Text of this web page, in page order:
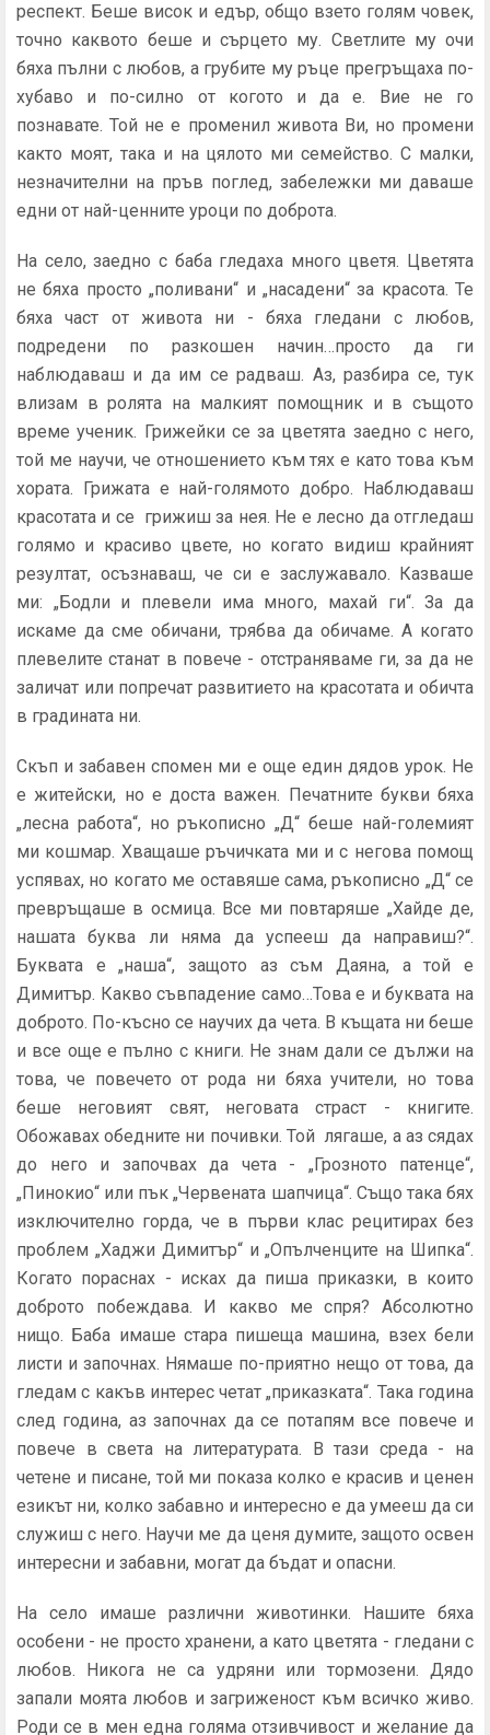
респект. Беше висок и едър, общо взето голям човек,
точно каквото беше и сърцето му. Светлите му очи
бяха пълни с любов, а грубите му ръце прегръщаха по-
хубаво и по-силно от когото и да е. Вие не го
познавате. Той не е променил живота Ви, но промени
както моят, така и на цялото ми семейство. С малки,
незначителни на пръв поглед, забележки ми даваше
едни от най-ценните уроци по доброта.
На село, заедно с баба гледаха много цветя. Цветята
не бяха просто „поливани“ и „насадени“ за красота. Те
бяха част от живота ни - бяха гледани с любов,
подредени по разкошен начин…просто да ги
наблюдаваш и да им се радваш. Аз, разбира се, тук
влизам в ролята на малкият помощник и в същото
време ученик. Грижейки се за цветята заедно с него,
той ме научи, че отношението към тях е като това към
хората. Грижата е най-голямото добро. Наблюдаваш
красотата и се грижиш за нея. Не е лесно да отгледаш
голямо и красиво цвете, но когато видиш крайният
резултат, осъзнаваш, че си е заслужавало. Казваше
ми: „Бодли и плевели има много, махай ги“. За да
искаме да сме обичани, трябва да обичаме. А когато
плевелите станат в повече - отстраняваме ги, за да не
заличат или попречат развитието на красотата и обичта
в градината ни.
Скъп и забавен спомен ми е още един дядов урок. Не
е житейски, но е доста важен. Печатните букви бяха
„лесна работа“, но ръкописно „Д“ беше най-големият
ми кошмар. Хващаше ръчичката ми и с негова помощ
успявах, но когато ме оставяше сама, ръкописно „Д“ се
превръщаше в осмица. Все ми повтаряше „Хайде де,
нашата буква ли няма да успееш да направиш?“.
Буквата е „наша“, защото аз съм Даяна, а той е
Димитър. Какво съвпадение само…Това е и буквата на
доброто. По-късно се научих да чета. В къщата ни беше
и все още е пълно с книги. Не знам дали се дължи на
това, че повечето от рода ни бяха учители, но това
беше неговият свят, неговата страст - книгите.
Обожавах обедните ни почивки. Той лягаше, а аз сядах
до него и започвах да чета - „Грозното патенце“,
„Пинокио“ или пък „Червената шапчица“. Също така бях
изключително горда, че в първи клас рецитирах без
проблем „Хаджи Димитър“ и „Опълченците на Шипка“.
Когато пораснах - исках да пиша приказки, в които
доброто побеждава. И какво ме спря? Абсолютно
нищо. Баба имаше стара пишеща машина, взех бели
листи и започнах. Нямаше по-приятно нещо от това, да
гледам с какъв интерес четат „приказката“. Така година
след година, аз започнах да се потапям все повече и
повече в света на литературата. В тази среда - на
четене и писане, той ми показа колко е красив и ценен
езикът ни, колко забавно и интересно е да умееш да си
служиш с него. Научи ме да ценя думите, защото освен
интересни и забавни, могат да бъдат и опасни.
На село имаше различни животинки. Нашите бяха
особени - не просто хранени, а като цветята - гледани с
любов. Никога не са удряни или тормозени. Дядо
запали моята любов и загриженост към всичко живо.
Роди се в мен една голяма отзивчивост и желание да